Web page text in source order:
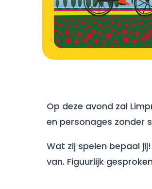
Op deze avond zal
en personages zonder
Wat zij spelen bepaal
van. Figuurlijk